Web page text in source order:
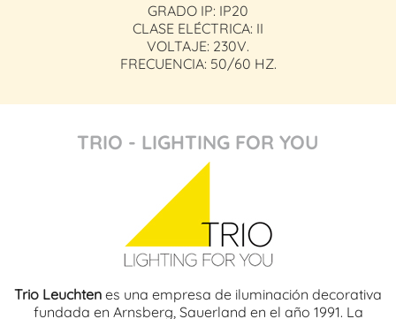
GRADO IP: IP20
CLASE ELÉCTRICA: II
VOLTAJE: 230V.
FRECUENCIA: 50/60 HZ.
TRIO - LIGHTING FOR YOU
Trio Leuchten es una empresa de iluminación decorativa
fundada en Arnsberg, Sauerland en el año 1991. La